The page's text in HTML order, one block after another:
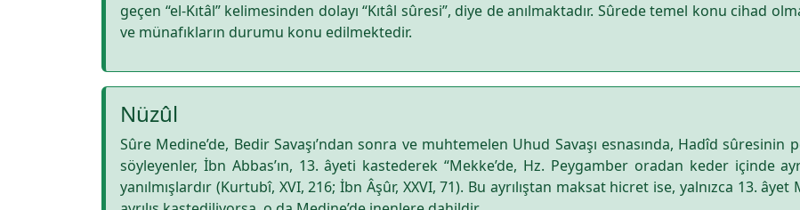
geçen “el-Kıtâl” kelimesinden dolayı “Kıtâl sûresi”, diye de anılmaktadır. Sûrede temel konu cihad
ve münafıkların durumu konu edilmektedir.
Nüzûl
Sûre Medine’de, Bedir Savaşı’ndan sonra ve muhtemelen Uhud Savaşı esnasında, Hadîd
söyleyenler, İbn Abbas’ın, 13. âyeti kastederek “Mekke’de, Hz. Peygamber oradan keder içinde
yanılmışlardır (Kurtubî, XVI, 216; İbn Âşûr, XXVI, 71). Bu ayrılıştan maksat hicret ise, yalnızca 13.